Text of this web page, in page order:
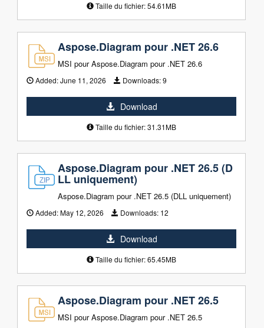
Taille du fichier: 54.61MB
Aspose.Diagram pour .NET 26.6
MSI pour Aspose.Diagram pour .NET 26.6
Added:June 11, 2026 Downloads:9
Download
Taille du fichier: 31.31MB
Aspose.Diagram pour .NET 26.5 (D
LL uniquement)
Aspose.Diagram pour .NET 26.5 (DLL uniquement)
Added:May 12, 2026 Downloads: 12
Download
Taille du fichier: 65.45MB
Aspose.Diagram pour .NET 26.5
MSI pour Aspose.Diagram pour .NET 26.5